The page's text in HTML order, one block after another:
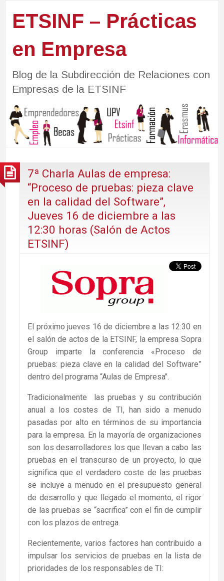
ETSINF – Prácticas
en Empresa
Blog de la Subdirección de Relaciones con
Empresas de la ETSINF
7ª Charla Aulas de empresa:
“Proceso de pruebas: pieza clave
en la calidad del Software”,
Jueves 16 de diciembre a las
12:30 horas (Salón de Actos
ETSINF)
El próximo jueves 16 de diciembre a las 12:30 en
el salón de actos de la ETSINF, la empresa Sopra
Group imparte la conferencia «Proceso de
pruebas: pieza clave en la calidad del Software”
dentro del programa “Aulas de Empresa″.
Tradicionalmente las pruebas y su contribución
anual a los costes de TI, han sido a menudo
pasadas por alto en términos de su importancia
para la empresa. En la mayoría de organizaciones
son los desarrolladores los que llevan a cabo las
pruebas en el transcurso de un proyecto, lo que
significa que el verdadero coste de las pruebas
se incluye a menudo en el presupuesto general
de desarrollo y que llegado el momento, el rigor
de las pruebas se “sacrifica” con el fin de cumplir
con los plazos de entrega.
Recientemente, varios factores han contribuido a
impulsar los servicios de pruebas en la lista de
prioridades de los responsables de TI: